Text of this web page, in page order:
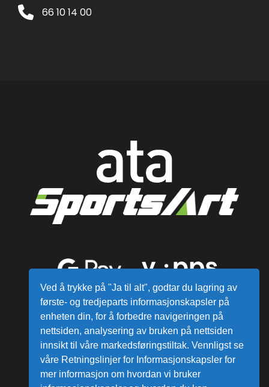
66 10 14 00
Ved å trykke på "Ja til alt", godtar du lagring av
første- og tredjeparts informasjonskapsler på
enheten din, for å forbedre navigeringen på
nettsiden, analysering av bruken på nettsiden
innsikt til våre markedsføringstiltak. Vennligst se
våre Retningslinjer for Informasjonskapsler for
mer informasjon om hvordan vi bruker